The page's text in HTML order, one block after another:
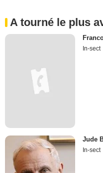
A tourné le plus
In-sect
Jude
In-sect